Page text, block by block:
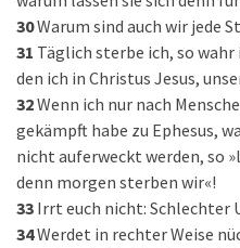
30Warum sind auch wir jede
31 Täglich sterbe ich, so
den ich in Christus Jesus,
32Wenn ich nur nach
gekämpft habe zu Ephesus,
nicht auferweckt werden, so
denn morgen sterben wir«!
33 Irrt euch nicht: Schlechter
34Werdet in rechter Weise